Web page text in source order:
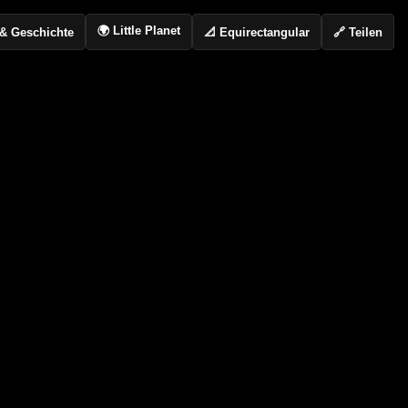
Geschichte 🌍 Little Planet 📐 Equirectangular 🔗 Teilen